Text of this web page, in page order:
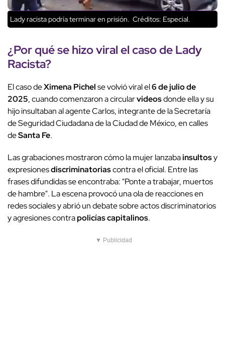
Lady racista podría terminar en prisión. Créditos: Especial.
¿Por qué se hizo viral el caso deLady
Racista?
El caso deXimena Pichelse volvió viral el6 de julio de
2025, cuando comenzaron a circularvideosdonde ella y su
hijo insultaban al agente Carlos, integrante de la Secretaría
de Seguridad Ciudadana de la Ciudad de México, en calles
deSanta Fe.
Las grabaciones mostraron cómo la mujer lanzabainsultosy
expresionesdiscriminatoriascontra el oficial. Entre las
frases difundidas se encontraba: "Ponte a trabajar, muertos
de hambre". La escena provocó una ola de reacciones en
redes sociales y abrió un debate sobre actos discriminatorios
y agresiones contrapolicías capitalinos.
▼ Publicidad